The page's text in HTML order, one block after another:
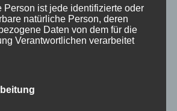
Person ist jede identifizierte oder
natürliche Person, deren
Daten von dem für die
Verantwortlichen verarbeitet